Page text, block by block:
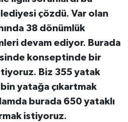
çözdü. Var olan
38 dönümlük
devam ediyor. Burada
konseptinde bir
Biz 355 yatak
bin yatağa çıkartmak
burada 650 yataklı
istiyoruz.